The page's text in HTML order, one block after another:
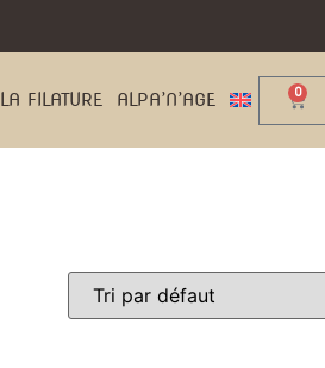
LA FILATURE ALPA’N’AGE 0